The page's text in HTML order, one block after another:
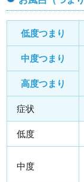
低度つまり
中度つまり
高度つまり
症状
低度
中度